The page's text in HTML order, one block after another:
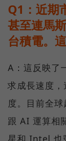
Q1：近期
甚至連馬
台積電。
A：這反映了
求成長速度
度。目前全
跟 AI 運算相
星和 Intel 也